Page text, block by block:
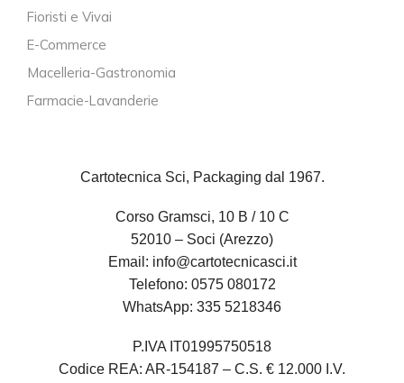
Fioristi e Vivai
E-Commerce
Macelleria-Gastronomia
Farmacie-Lavanderie
Cartotecnica Sci, Packaging dal 1967.
Corso Gramsci, 10 B / 10 C
52010 – Soci (Arezzo)
Email: info@cartotecnicasci.it
Telefono: 0575 080172
WhatsApp: 335 5218346
P.IVA IT01995750518
Codice REA: AR-154187 – C.S. € 12.000 I.V.